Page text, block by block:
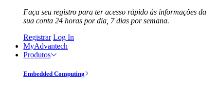
Faça seu registro para ter acesso rápido às informações da
sua conta 24 horas por dia, 7 dias por semana.
Registrar Log In
MyAdvantech
Produtos
Embedded Computing